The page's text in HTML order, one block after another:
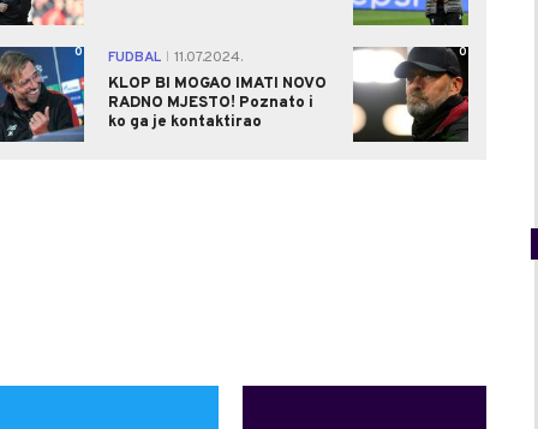
0 FUDBAL
11.07.2024.
KLOP BI MOGAO IMATI NOVO
RADNO MJESTO! Poznato i
ko ga je kontaktirao
0